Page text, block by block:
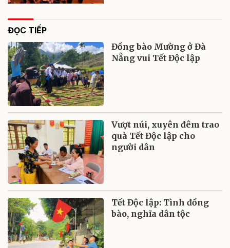
ĐỌC TIẾP
Đồng bào Mường ở Đà
Nẵng vui Tết Độc lập
Vượt núi, xuyên đêm trao
quà Tết Độc lập cho
người dân
Tết Độc lập: Tình đồng
bào, nghĩa dân tộc